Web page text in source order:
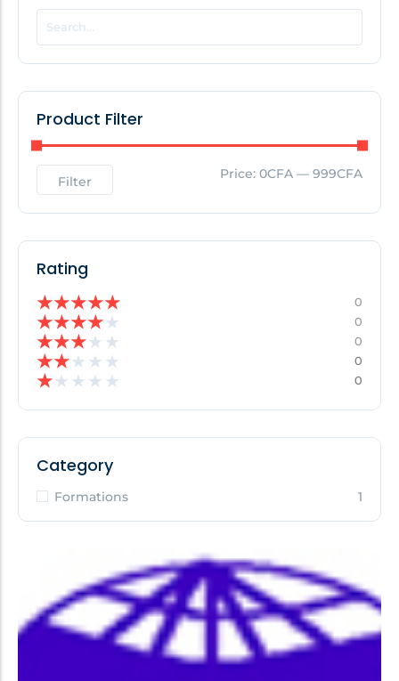
POPULAR THIS WEEK
No Posts Found!
No Posts Found!
Product Filter
Filter Price: 0CFA — 999CFA
Rating
★★★★★ 0
★★★★★ 0
★★★★ ★ 0
★★★ ★ ★ 0
★★ ★ ★ ★ 0
Category
Formations 1